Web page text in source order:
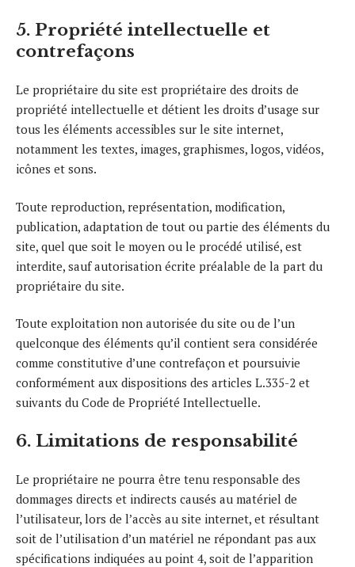
5. Propriété intellectuelle et
contrefaçons
Le propriétaire du site est propriétaire des droits de
propriété intellectuelle et détient les droits d’usage sur
tous les éléments accessibles sur le site internet,
notamment les textes, images, graphismes, logos, vidéos,
icônes et sons.
Toute reproduction, représentation, modification,
publication, adaptation de tout ou partie des éléments du
site, quel que soit le moyen ou le procédé utilisé, est
interdite, sauf autorisation écrite préalable de la part du
propriétaire du site.
Toute exploitation non autorisée du site ou de l’un
quelconque des éléments qu’il contient sera considérée
comme constitutive d’une contrefaçon et poursuivie
conformément aux dispositions des articles L.335-2 et
suivants du Code de Propriété Intellectuelle.
6. Limitations de responsabilité
Le propriétaire ne pourra être tenu responsable des
dommages directs et indirects causés au matériel de
l’utilisateur, lors de l’accès au site internet, et résultant
soit de l’utilisation d’un matériel ne répondant pas aux
spécifications indiquées au point 4, soit de l’apparition